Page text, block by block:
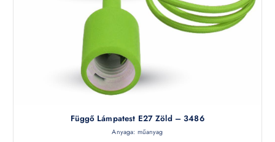
Függő Lámpatest E27 Zöld – 3486
Anyaga: műanyag